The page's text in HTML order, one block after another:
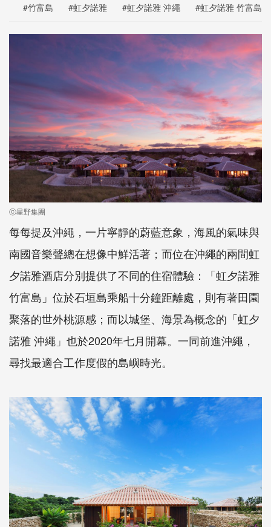
#竹富島 #虹夕諾雅 #虹夕諾雅 沖繩 #虹夕諾雅 竹富島
ⓒ星野集團
每每提及沖繩，一片寧靜的蔚藍意象，海風的氣味與
南國音樂聲總在想像中鮮活著；而位在沖繩的兩間虹
夕諾雅酒店分別提供了不同的住宿體驗：「虹夕諾雅
竹富島」位於石垣島乘船十分鐘距離處，則有著田園
聚落的世外桃源感；而以城堡、海景為概念的「虹夕
諾雅 沖繩」也於2020年七月開幕。一同前進沖繩，
尋找最適合工作度假的島嶼時光。